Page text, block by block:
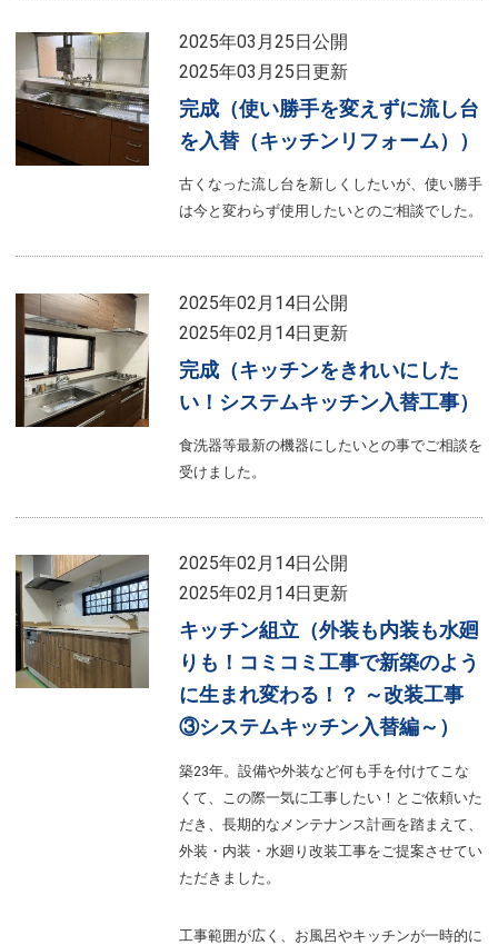
2025年03月25日公開
2025年03月25日更新
完成（使い勝手を変えずに流し台
を入替（キッチンリフォーム））
古くなった流し台を新しくしたいが、使い勝手
は今と変わらず使用したいとのご相談でした。
2025年02月14日公開
2025年02月14日更新
完成（キッチンをきれいにした
い！システムキッチン入替工事）
食洗器等最新の機器にしたいとの事でご相談を
受けました。
2025年02月14日公開
2025年02月14日更新
キッチン組立（外装も内装も水廻
りも！コミコミ工事で新築のよう
に生まれ変わる！？ ～改装工事
③システムキッチン入替編～）
築23年。設備や外装など何も手を付けてこな
くて、この際一気に工事したい！とご依頼いた
だき、長期的なメンテナンス計画を踏まえて、
外装・内装・水廻り改装工事をご提案させてい
ただきました。
工事範囲が広く、お風呂やキッチンが一時的に